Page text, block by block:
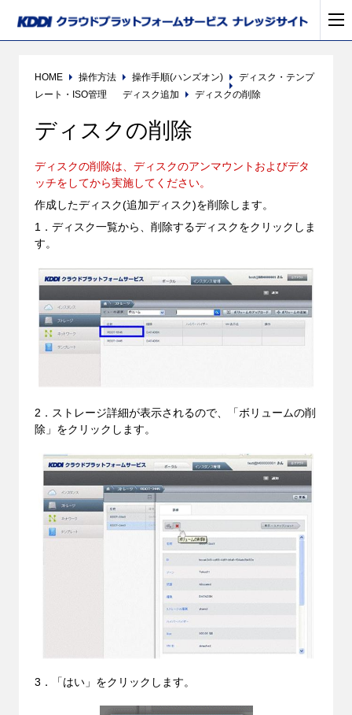
HOME 操作方法 操作手順(ハンズオン)
ディスク・テンプ
レート・ISO管理
ディスク追加 ディスクの削除
ディスクの削除
ディスクの削除は、ディスクのアンマウントおよびデタ
ッチをしてから実施してください。
作成したディスク(追加ディスク)を削除します。
1．ディスク一覧から、削除するディスクをクリックしま
す。
2．ストレージ詳細が表示されるので、「ボリュームの削
除」をクリックします。
3．「はい」をクリックします。